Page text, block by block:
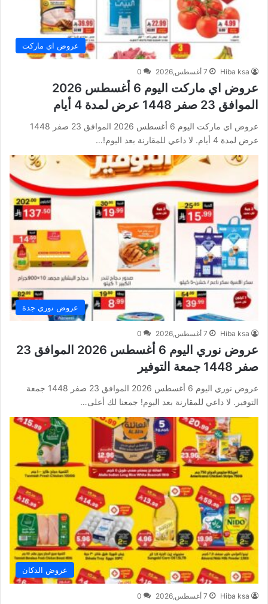
عروض اي ماركت
Hiba ksa 7 أغسطس,2026 0
عروض اي ماركت اليوم 6 أغسطس 2026
الموافق 23 صفر 1448 عرض لمدة 4 أيام
عروض اي ماركت اليوم 6 أغسطس 2026 الموافق 23 صفر 1448
عرض لمدة 4 أيام. لا داعي للمقارنة بعد اليوم!…
عروض نوري جدة
Hiba ksa 7 أغسطس,2026 0
عروض نوري اليوم 6 أغسطس 2026 الموافق 23
صفر 1448 جمعة التوفير
عروض نوري اليوم 6 أغسطس 2026 الموافق 23 صفر 1448 جمعة
التوفير. لا داعي للمقارنة بعد اليوم! جمعنا لك أعلى…
عروض الدكان
Hiba ksa 7 أغسطس,2026 0